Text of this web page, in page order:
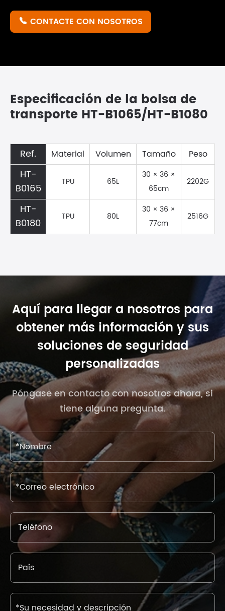
 CONTACTE CON NOSOTROS
Especificación de la bolsa de
transporte HT-B1065/HT-B1080
Ref. Material Volumen Tamaño Peso
HT-
B0165
TPU 65L
30 × 36 ×
65cm
2202G
HT-
B0180
TPU 80L
30 × 36 ×
77cm
2516G
Aquí para llegar a nosotros para
obtener más información y sus
soluciones de seguridad
personalizadas
Póngase en contacto con nosotros ahora, si
tiene alguna pregunta.